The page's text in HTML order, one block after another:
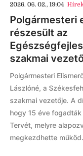
2026. 06. 02., 19:04
Polgármesteri
részesült az
szakmai
Polgármesteri
Lászlóné, a
szakmai vezetője. A
hogy 15 éve
Tervét, melyre
megkezdhette